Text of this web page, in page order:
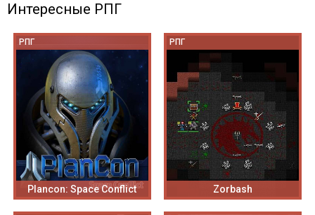
Интересные РПГ
РПГ
Plancon: Space Conflict
РПГ
Zorbash